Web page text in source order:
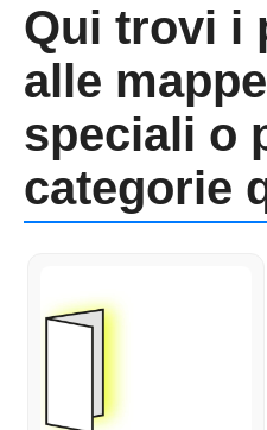
Qui trovi i
alle
speciali o
categorie